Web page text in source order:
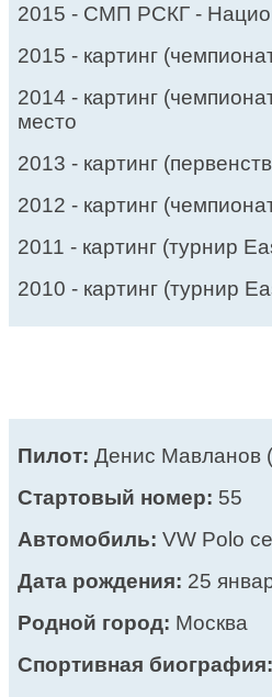
2015 - СМП РСКГ -
2015 - картинг
2014 - картинг
место
2013 - картинг
2012 - картинг
2011 - картинг (турнир
2010 - картинг (турнир
Пилот: Денис Мавланов
Стартовый номер: 55
Автомобиль: VW Polo
Дата рождения: 25
Родной город: Москва
Спортивная биография: